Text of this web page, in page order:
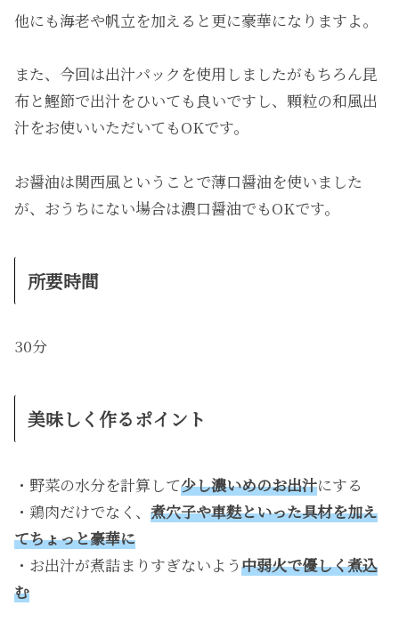
他にも海老や帆立を加えると更に豪華になりますよ。
また、今回は出汁パックを使用しましたがもちろん昆
布と鰹節で出汁をひいても良いですし、顆粒の和風出
汁をお使いいただいてもOKです。
お醤油は関西風ということで薄口醤油を使いました
が、おうちにない場合は濃口醤油でもOKです。
所要時間
30分
美味しく作るポイント
・野菜の水分を計算して少し濃いめのお出汁にする
・鶏肉だけでなく、 煮穴子や車麩といった具材を加え
てちょっと豪華に
・お出汁が煮詰まりすぎないよう中弱火で優しく煮込
む